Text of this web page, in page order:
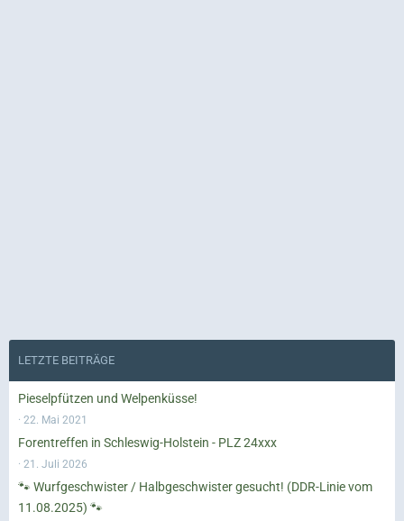
LETZTE BEITRÄGE
Pieselpfützen und Welpenküsse!
22. Mai 2021
Forentreffen in Schleswig-Holstein - PLZ 24xxx
21. Juli 2026
🐾 Wurfgeschwister / Halbgeschwister gesucht! (DDR-Linie vom
11.08.2025) 🐾